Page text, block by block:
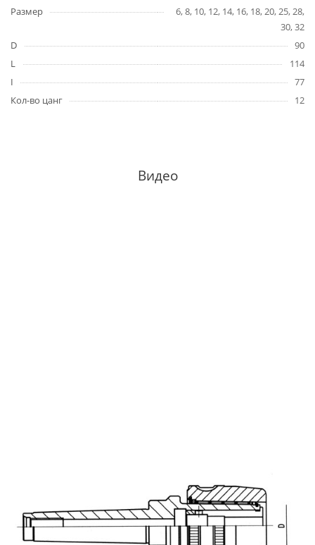
Размер
6, 8, 10, 12, 14, 16, 18, 20, 25, 28,
30, 32
D
90
L
114
I
77
Кол-во цанг
12
Видео